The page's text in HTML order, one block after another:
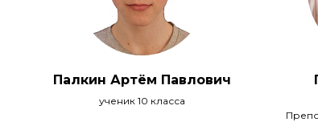
Палкин Артём Павлович
ученик 10 класса